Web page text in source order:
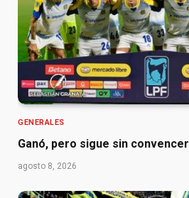
GENERALES
Ganó, pero sigue sin convencer
agosto 8, 2026